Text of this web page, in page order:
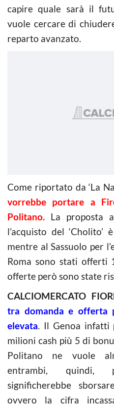
capire quale sarà il
vuole cercare di
reparto avanzato.
Come riportato da ‘La
vorrebbe portare a
Politano. La proposta
l’acquisto del
mentre al Sassuolo per
Roma sono stati offerti
offerte però sono state
CALCIOMERCATO
tra domanda e offerta
elevata. Il Genoa infatti
milioni cash più 5 di
Politano ne vuole
entrambi, quindi,
significherebbe
ovvero la cifra